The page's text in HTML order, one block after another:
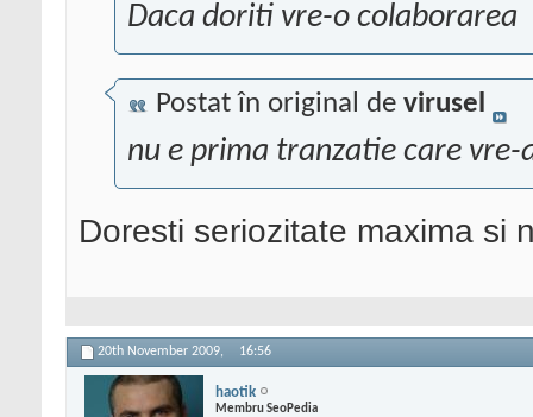
Daca doriti vre-o colaborarea
Postat în original de virusel
nu e prima tranzatie care vre-
Doresti seriozitate maxima si
20th November 2009, 16:56
haotik
Membru SeoPedia